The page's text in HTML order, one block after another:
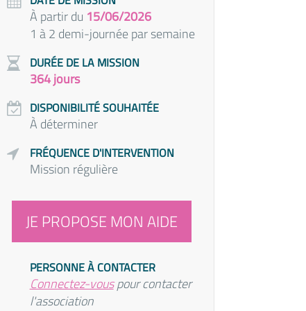
À partir du 15/06/2026
1 à 2 demi-journée par semaine
DURÉE DE LA MISSION
364 jours
DISPONIBILITÉ SOUHAITÉE
À déterminer
FRÉQUENCE D'INTERVENTION
Mission régulière
JE PROPOSE MON AIDE
PERSONNE À CONTACTER
Connectez-vouspour contacter
l'association